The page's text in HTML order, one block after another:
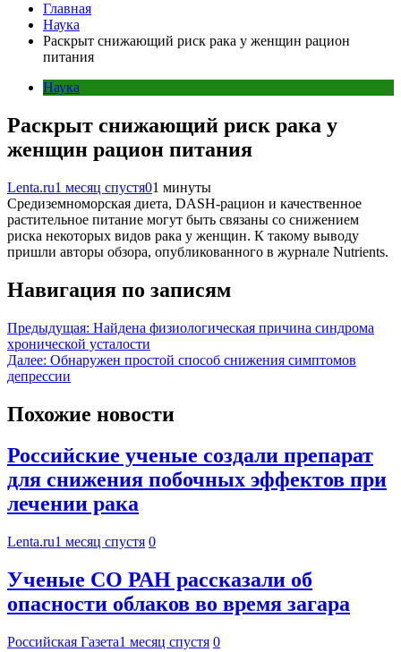
Главная
Наука
Раскрыт снижающий риск рака у женщин рацион
питания
Наука
Раскрыт снижающий риск рака у
женщин рацион питания
Lenta.ru1 месяц спустя01 минуты
Средиземноморская диета, DASH-рацион и качественное
растительное питание могут быть связаны со снижением
риска некоторых видов рака у женщин. К такому выводу
пришли авторы обзора, опубликованного в журнале Nutrients.
Навигация по записям
Предыдущая: Найдена физиологическая причина синдрома
хронической усталости
Далее: Обнаружен простой способ снижения симптомов
депрессии
Похожие новости
Российские ученые создали препарат
для снижения побочных эффектов при
лечении рака
Lenta.ru1 месяц спустя 0
Ученые СО РАН рассказали об
опасности облаков во время загара
Российская Газета1 месяц спустя 0